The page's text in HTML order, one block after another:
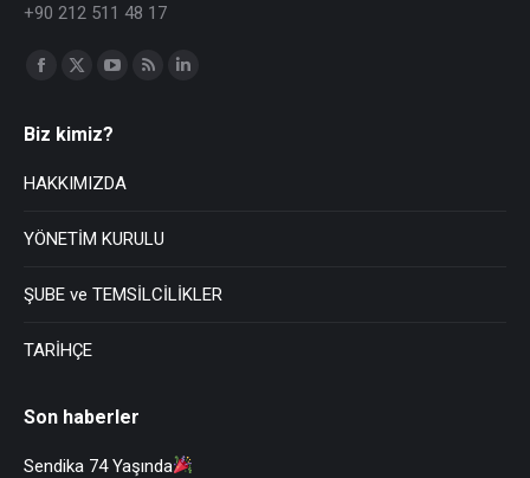
+90 212 511 48 17
Find us on:
Biz kimiz?
HAKKIMIZDA
YÖNETİM KURULU
ŞUBE ve TEMSİLCİLİKLER
TARİHÇE
Son haberler
Sendika 74 Yaşında